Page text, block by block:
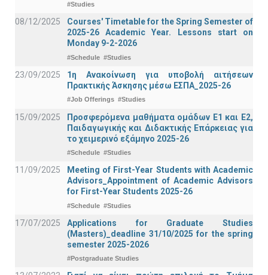
#Studies
08/12/2025
Courses' Timetable for the Spring Semester of
2025-26 Academic Year. Lessons start on
Monday 9-2-2026
#Schedule #Studies
23/09/2025
1η Ανακοίνωση για υποβολή αιτήσεων
Πρακτικής Άσκησης μέσω ΕΣΠΑ_2025-26
#Job Offerings #Studies
15/09/2025
Προσφερόμενα μαθήματα ομάδων Ε1 και Ε2,
Παιδαγωγικής και Διδακτικής Επάρκειας για
το χειμερινό εξάμηνο 2025-26
#Schedule #Studies
11/09/2025
Meeting of First-Year Students with Academic
Advisors_Appointment of Academic Advisors
for First-Year Students 2025-26
#Schedule #Studies
17/07/2025
Applications for Graduate Studies
(Masters)_deadline 31/10/2025 for the spring
semester 2025-2026
#Postgraduate Studies